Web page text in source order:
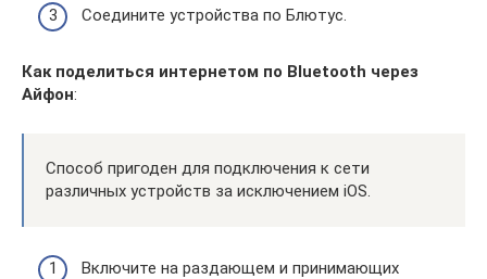
Соедините устройства по Блютус.
Как поделиться интернетом по Bluetooth через
Айфон:
Способ пригоден для подключения к сети
различных устройств за исключением iOS.
Включите на раздающем и принимающих